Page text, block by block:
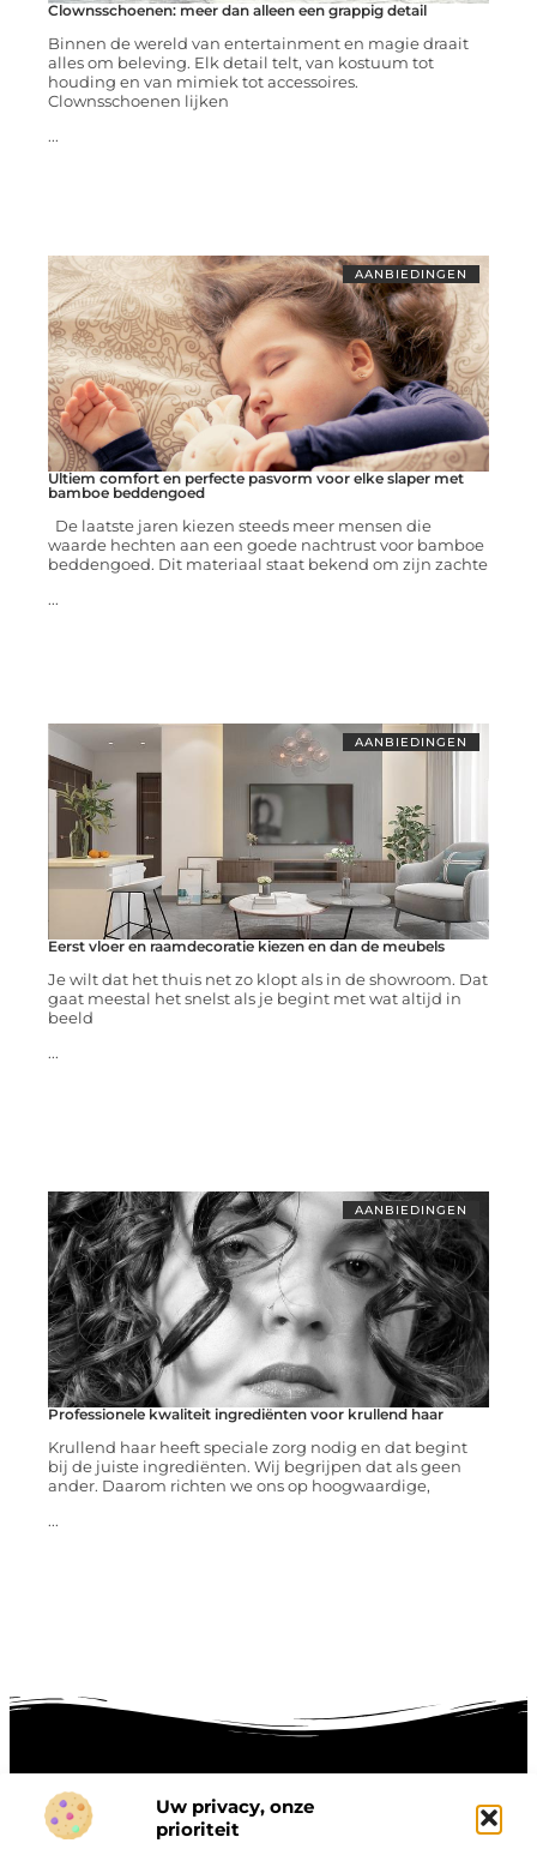
Uw privacy, onze
prioriteit
Clownsschoenen: meer dan alleen een grappig detail
Binnen de wereld van entertainment en magie draait
alles om beleving. Elk detail telt, van kostuum tot
houding en van mimiek tot accessoires.
Clownsschoenen lijken
...
AANBIEDINGEN
Ultiem comfort en perfecte pasvorm voor elke slaper met
bamboe beddengoed
De laatste jaren kiezen steeds meer mensen die
waarde hechten aan een goede nachtrust voor bamboe
beddengoed. Dit materiaal staat bekend om zijn zachte
...
AANBIEDINGEN
Eerst vloer en raamdecoratie kiezen en dan de meubels
Je wilt dat het thuis net zo klopt als in de showroom. Dat
gaat meestal het snelst als je begint met wat altijd in
beeld
...
AANBIEDINGEN
Professionele kwaliteit ingrediënten voor krullend haar
Krullend haar heeft speciale zorg nodig en dat begint
bij de juiste ingrediënten. Wij begrijpen dat als geen
ander. Daarom richten we ons op hoogwaardige,
...
Onze informatie